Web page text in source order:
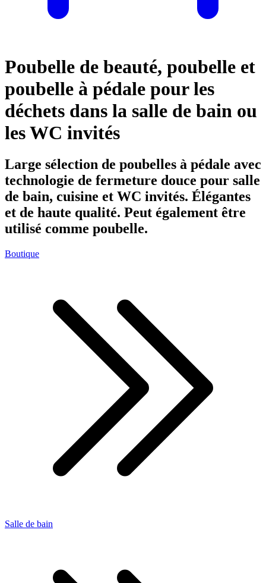
Poubelle de beauté, poubelle et
poubelle à pédale pour les
déchets dans la salle de bain ou
les WC invités
Large sélection de poubelles à pédale avec
technologie de fermeture douce pour salle
de bain, cuisine et WC invités. Élégantes
et de haute qualité. Peut également être
utilisé comme poubelle.
Boutique
Salle de bain